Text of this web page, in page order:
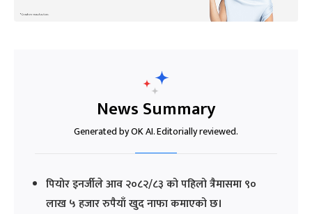
News Summary
Generated by OK AI. Editorially reviewed.
पियोर इनर्जीले आव २०८२/८३ को पहिलो त्रैमासमा ९०
लाख ५ हजार रुपैयाँ खुद नाफा कमाएको छ।